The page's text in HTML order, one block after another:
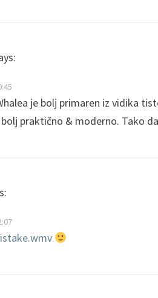
je bolj primaren iz vidika
bolj praktično & moderno. Tako